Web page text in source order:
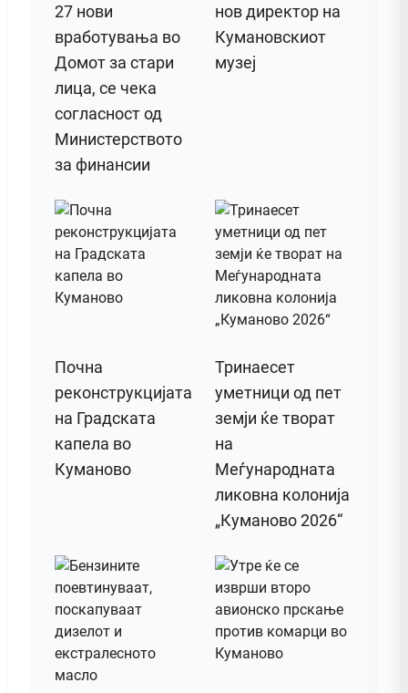
27 нови
вработувања во
Домот за стари
лица, се чека
согласност од
Министерството
за финансии
нов директор на
Кумановскиот
музеј
Почна
реконструкцијата
на Градската
капела во
Куманово
Тринаесет
уметници од пет
земји ќе творат
на
Меѓународната
ликовна колонија
„Куманово 2026“